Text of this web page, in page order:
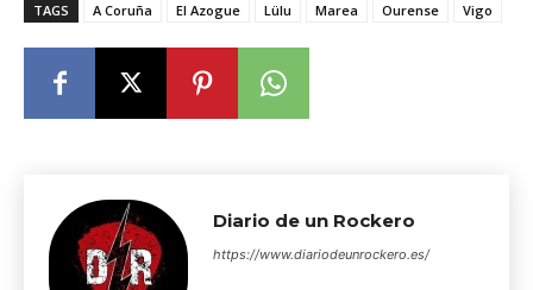
TAGS A Coruña El Azogue Lülu Marea Ourense Vigo
Diario de un Rockero
https://www.diariodeunrockero.es/